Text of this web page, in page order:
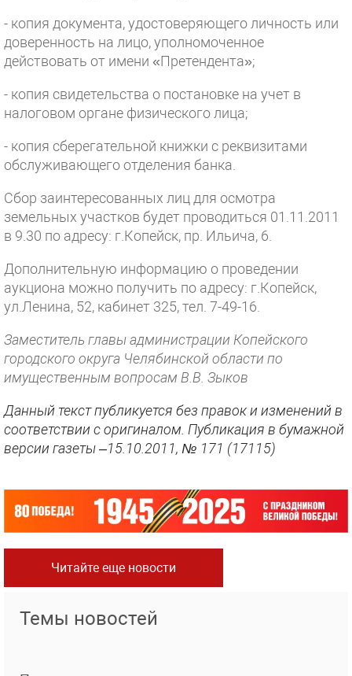
- копия документа, удостоверяющего личность или
доверенность на лицо, уполномоченное
действовать от имени «Претендента»;
- копия свидетельства о постановке на учет в
налоговом органе физического лица;
- копия сберегательной книжки с реквизитами
обслуживающего отделения банка.
Сбор заинтересованных лиц для осмотра
земельных участков будет проводиться 01.11.2011
в 9.30 по адресу: г.Копейск, пр. Ильича, 6.
Дополнительную информацию о проведении
аукциона можно получить по адресу: г.Копейск,
ул.Ленина, 52, кабинет 325, тел. 7-49-16.
Заместитель главы администрации Копейского
городского округа Челябинской области по
имущественным вопросам В.В. Зыков
Данный текст публикуется без правок и изменений в
соответствии с оригиналом. Публикация в бумажной
версии газеты –15.10.2011, № 171 (17115)
Читайте еще новости
Темы новостей